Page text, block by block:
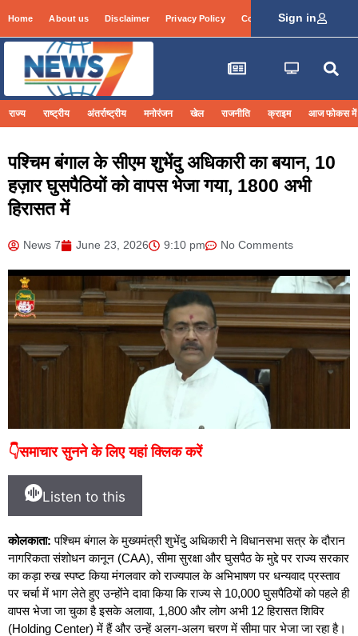
Home About us Disclaimer Privacy Policy Contact Info Login
Sign in
राज्य राष्ट्रीय अंतर्राष्ट्रीय मनोरंजन खेल राजनीति क्राइम आज फोकस में
पश्चिम बंगाल के सीएम शुभेंदु अधिकारी का बयान, 10
हज़ार घुसपैठियों को वापस भेजा गया, 1800 अभी
हिरासत में
News 7 June 23, 2026 9:10 pm No Comments
👇समाचार सुनने के लिए यहां क्लिक करें
Listen to this
कोलकाता: पश्चिम बंगाल के मुख्यमंत्री शुभेंदु अधिकारी ने विधानसभा सत्र के दौरान
नागरिकता संशोधन कानून (CAA), सीमा सुरक्षा और घुसपैठ के मुद्दे पर राज्य सरकार
का कड़ा रुख स्पष्ट कियामंगलवार को राज्यपाल के अभिभाषण पर धन्यवाद प्रस्ताव
पर चर्चा में भाग लेते हुए उन्होंने दावा किया कि राज्य से 10,000 घुसपैठियों को पहले ही
वापस भेजा जा चुका है इसके अलावा, 1,800 और लोग अभी 12 हिरासत शिविर
(Holding Center) में हैं और उन्हें अलग-अलग चरण में सीमा पार भेजा जा रहा है।